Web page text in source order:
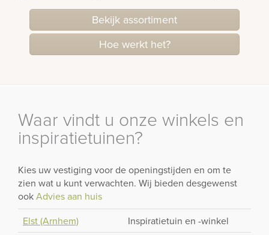
Bekijk assortiment
Hoe werkt het?
Waar vindt u onze winkels en
inspiratietuinen?
Kies uw vestiging voor de openingstijden en om te
zien wat u kunt verwachten. Wij bieden desgewenst
ookAdvies aan huis
Elst (Arnhem)
Inspiratietuin en -winkel